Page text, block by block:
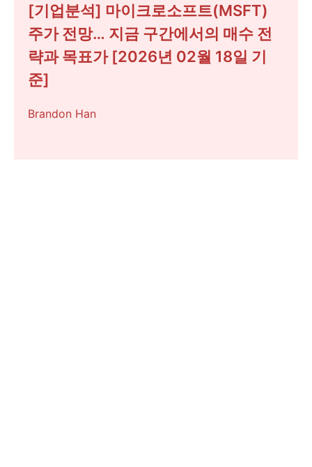
[기업분석] 마이크로소프트(MSFT)
주가 전망… 지금 구간에서의 매수 전
략과 목표가 [2026년 02월 18일 기
준]
Brandon Han